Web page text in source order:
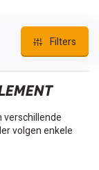
Filters
verschillende
volgen enkele